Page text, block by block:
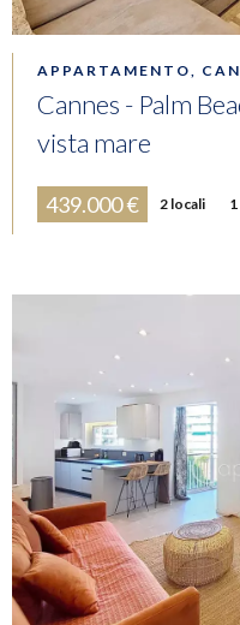
APPARTAMENTO,
Cannes - Palm
vista mare
439.000 € 2 locali